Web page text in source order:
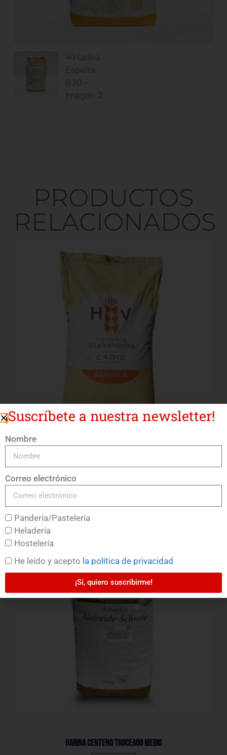
PRODUCTOS
RELACIONADOS
Harina Centeno Troceado Medio
¡Suscríbete a nuestra newsletter!
Nombre
Correo electrónico
Pandería/Pastelería
Heladería
Hostelería
He leído y acepto la política de privacidad
¡Sí, quiero suscribirme!